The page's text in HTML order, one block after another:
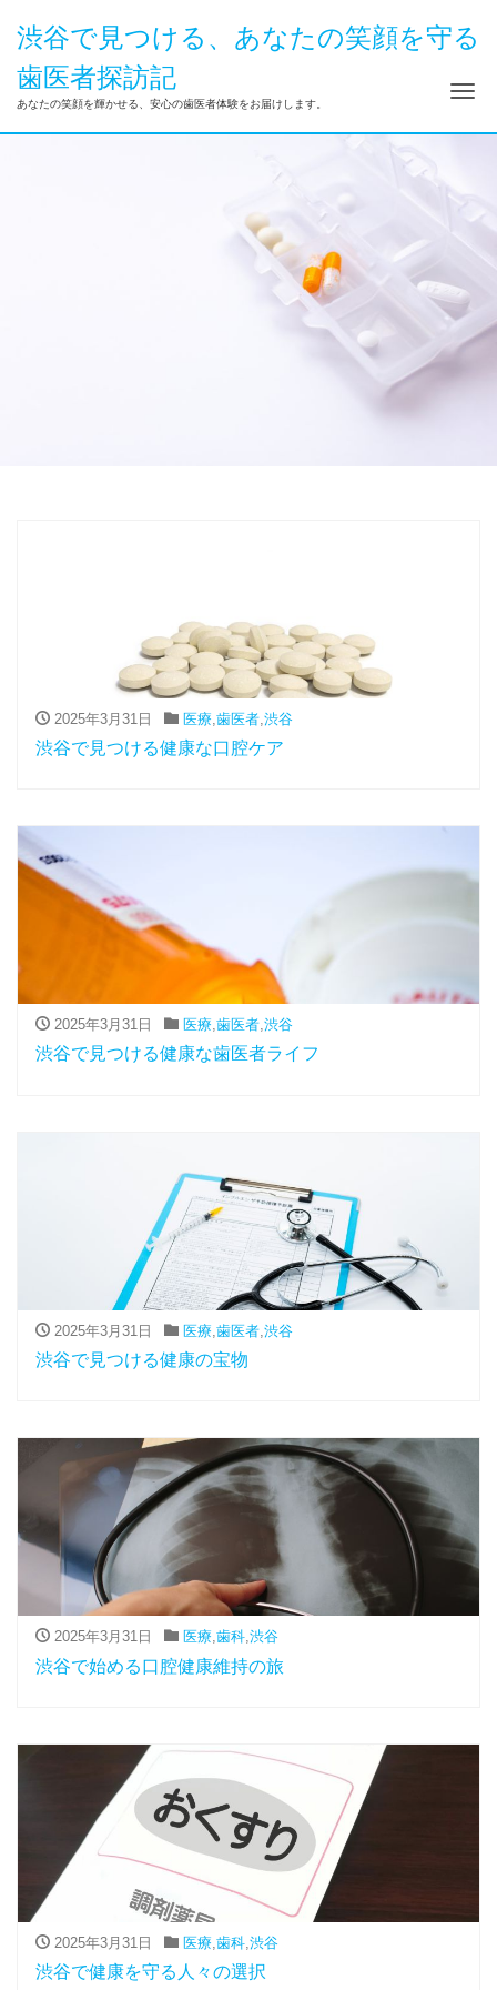
渋谷で見つける、あなたの笑顔を守る
歯医者探訪記
あなたの笑顔を輝かせる、安心の歯医者体験をお届けします。 ナ
2025年3月31日 医療, 歯医者, 渋谷
渋谷で見つける健康な口腔ケア
2025年3月31日 医療,歯医者,渋谷
渋谷で見つける健康な歯医者ライフ
2025年3月31日 医療, 歯医者, 渋谷
渋谷で見つける健康の宝物
2025年3月31日 医療,歯科,渋谷
渋谷で始める口腔健康維持の旅
2025年3月31日 医療, 歯科, 渋谷
渋谷で健康を守る人々の選択